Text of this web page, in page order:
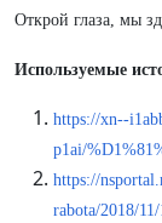
Открой глаза, мы
Используемые
https://xn--
p1ai/
https://
rabota/2018/